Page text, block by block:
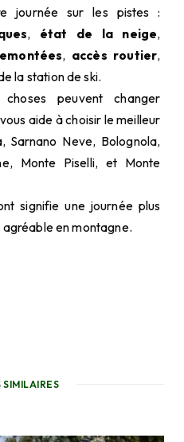
journée sur les pistes :
, état de la neige,
, accès routier,
la station de ski.
peuvent changer
aide à choisir le meilleur
Sarnano Neve, Bolognola,
Monte Piselli, et Monte
signifie une journée plus
agréable en montagne.
SIMILAIRES